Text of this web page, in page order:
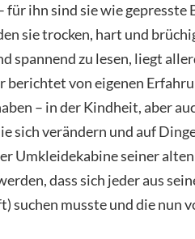
ihn sind sie wie gepresste
sie trocken, hart und
spannend zu lesen, liegt
berichtet von eigenen
– in der Kindheit, aber
sich verändern und auf
Umkleidekabine seiner
dass sich jeder aus
suchen musste und die nun